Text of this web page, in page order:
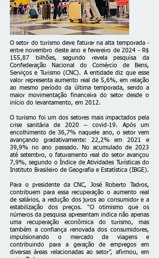
O setor do turismo deve faturar na alta temporada -
entre novembro deste ano e fevereiro de 2024 - R$
155,87 bilhões, segundo revela pesquisa da
Confederação Nacional do Comércio de Bens,
Serviços e Turismo (CNC). A entidade diz que esse
valor representa aumento real de 5,6%, em relação
ao mesmo período da última temporada, sendo a
maior movimentação financeira do setor desde o
início do levantamento, em 2012.
O turismo foi um dos setores mais impactados pela
crise sanitária de 2020 – covid-19. Após um
encolhimento de 36,7% naquele ano, o setor vem
avançando gradativamente: 22,2% em 2021 e
39,9% no ano passado. No acumulado de 2023
até setembro, o faturamento real do setor avançou
7,9%, segundo o Índice de Atividades Turísticas do
Instituto Brasileiro de Geografia e Estatística (IBGE).
Para o presidente da CNC, José Roberto Tadros,
contribuem para essa recuperação o aumento real
de salários, a redução dos juros ao consumidor e a
estabilização dos preços. “O otimismo que os
números da pesquisa apresentam indica não apenas
uma recuperação econômica do turismo, mas
também a confiança renovada dos consumidores,
impulsionando o mercado de viagens e
contribuindo para a geração de empregos em
diversas áreas relacionadas ao setor”, afirmou, em